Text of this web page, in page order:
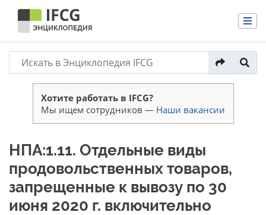
Хотите работать в IFCG?
Мы ищем сотрудников — Наши вакансии
НПА:1.11. Отдельные виды
продовольственных товаров,
запрещенные к вывозу по 30
июня 2020 г. включительно